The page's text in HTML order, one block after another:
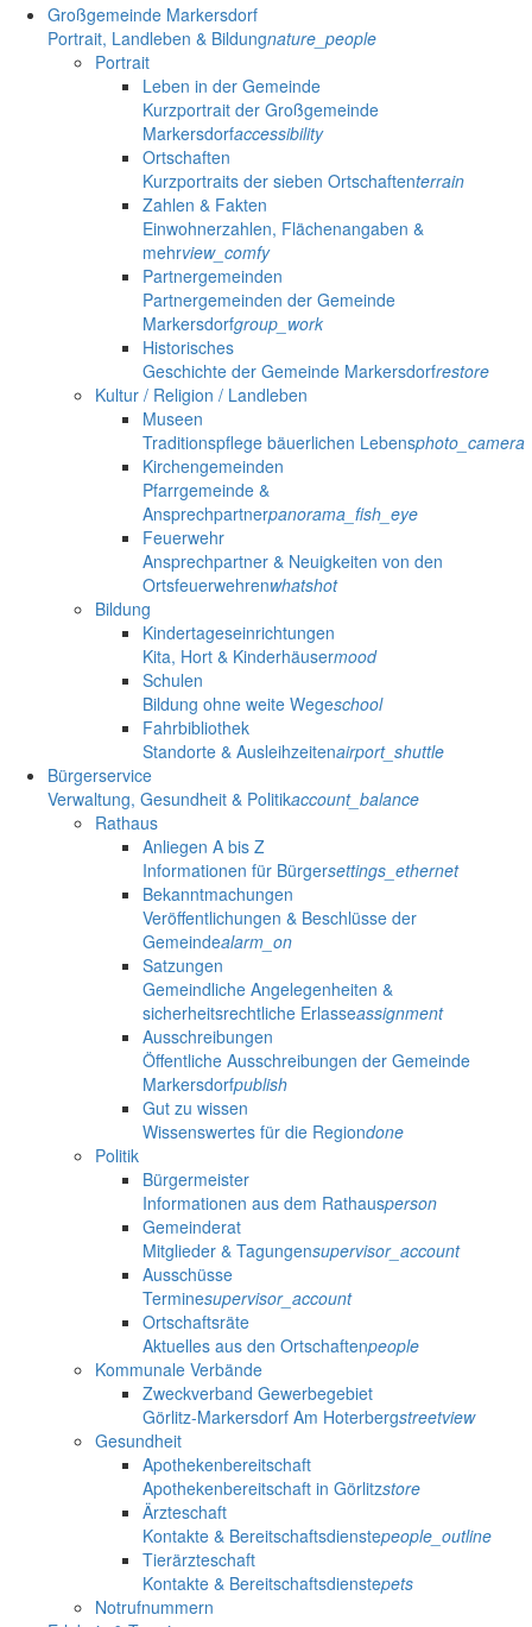
Großgemeinde Markersdorf
Portrait, Landleben & Bildungnature_people
Portrait
Leben in der Gemeinde
Kurzportrait der Großgemeinde
Markersdorfaccessibility
Ortschaften
Kurzportraits der sieben Ortschaftenterrain
Zahlen & Fakten
Einwohnerzahlen, Flächenangaben &
mehrview_comfy
Partnergemeinden
Partnergemeinden der Gemeinde
Markersdorfgroup_work
Historisches
Geschichte der Gemeinde Markersdorfrestore
Kultur / Religion / Landleben
Museen
Traditionspflege bäuerlichen Lebensphoto_camera
Kirchengemeinden
Pfarrgemeinde &
Ansprechpartnerpanorama_fish_eye
Feuerwehr
Ansprechpartner & Neuigkeiten von den
Ortsfeuerwehrenwhatshot
Bildung
Kindertageseinrichtungen
Kita, Hort & Kinderhäusermood
Schulen
Bildung ohne weite Wegeschool
Fahrbibliothek
Standorte & Ausleihzeitenairport_shuttle
Bürgerservice
Verwaltung, Gesundheit & Politikaccount_balance
Rathaus
Anliegen A bis Z
Informationen für Bürgersettings_ethernet
Bekanntmachungen
Veröffentlichungen & Beschlüsse der
Gemeindealarm_on
Satzungen
Gemeindliche Angelegenheiten &
sicherheitsrechtliche Erlasseassignment
Ausschreibungen
Öffentliche Ausschreibungen der Gemeinde
Markersdorfpublish
Gut zu wissen
Wissenswertes für die Regiondone
Politik
Bürgermeister
Informationen aus dem Rathausperson
Gemeinderat
Mitglieder & Tagungensupervisor_account
Ausschüsse
Terminesupervisor_account
Ortschaftsräte
Aktuelles aus den Ortschaftenpeople
Kommunale Verbände
Zweckverband Gewerbegebiet
Görlitz-Markersdorf Am Hoterbergstreetview
Gesundheit
Apothekenbereitschaft
Apothekenbereitschaft in Görlitzstore
Ärzteschaft
Kontakte & Bereitschaftsdienstepeople_outline
Tierärzteschaft
Kontakte & Bereitschaftsdienstepets
Notrufnummern